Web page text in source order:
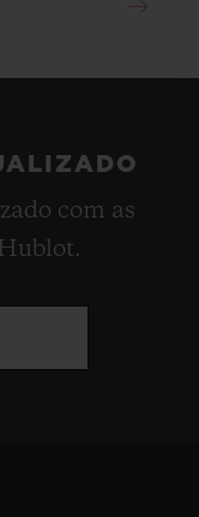
com as